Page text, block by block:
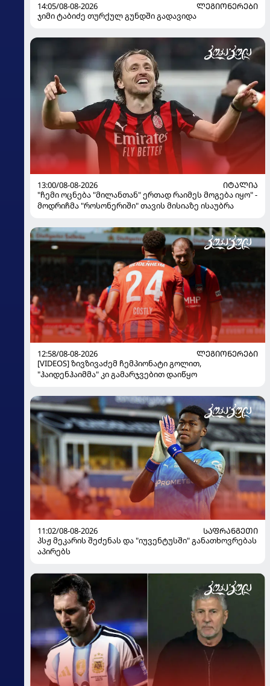
14:05/08-08-2026
ᲚᲔᲒᲘᲝᲜᲔᲠᲔᲑᲘ
ჯიმი ტაბიძე თურქულ გუნდში გადავიდა
13:00/08-08-2026
ᲘᲢᲐᲚᲘᲐ
"ჩემი ოცნება "მილანთან" ერთად რაიმეს მოგება იყო" -
მოდრიჩმა "როსონერიში" თავის მისიაზე ისაუბრა
12:58/08-08-2026
ᲚᲔᲒᲘᲝᲜᲔᲠᲔᲑᲘ
[VIDEOS] ზივზივაძემ ჩემპიონატი გოლით,
"ჰაიდენჰაიმმა" კი გამარჯვებით დაიწყო
11:02/08-08-2026
ᲡᲐᲤᲠᲐᲜᲒᲔᲗᲘ
პსჟ მეკარის შეძენას და "იუვენტუსში" განათხოვრებას
აპირებს